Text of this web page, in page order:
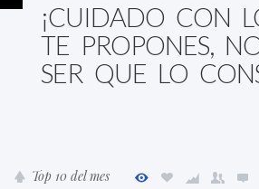
¡CUIDADO CON
TE PROPONES,
SER QUE LO
Top 10 del mes